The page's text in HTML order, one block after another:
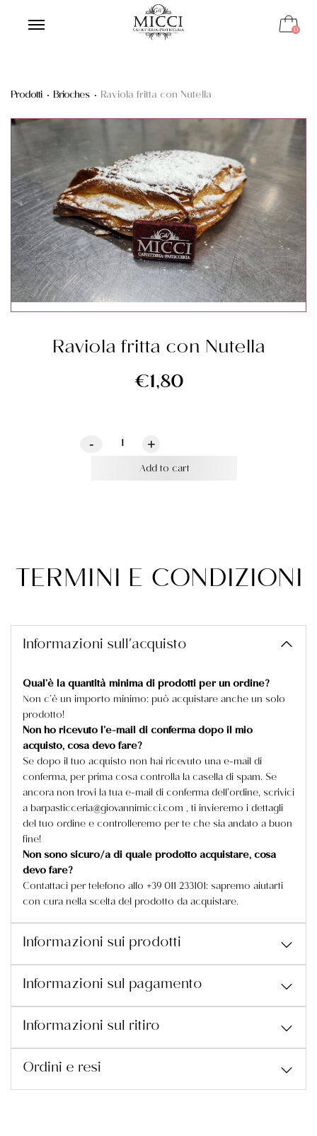
0
Prodotti Brioches Raviola fritta con Nutella
Raviola fritta con Nutella
€1,80
+
-
Add to cart
TERMINI E CONDIZIONI
Informazioni sull'acquisto
Qual’è la quantità minima di prodotti per un ordine?
Non c’è un importo minimo: può acquistare anche un solo
prodotto!
Non ho ricevuto l’e-mail di conferma dopo il mio
acquisto, cosa devo fare?
Se dopo il tuo acquisto non hai ricevuto una e-mail di
conferma, per prima cosa controlla la casella di spam. Se
ancora non trovi la tua e-mail di conferma dell’ordine, scrivici
a barpasticceria@giovannimicci.com , ti invieremo i dettagli
del tuo ordine e controlleremo per te che sia andato a buon
fine!
Non sono sicuro/a di quale prodotto acquistare, cosa
devo fare?
Contattaci per telefono allo +39 011 233101: sapremo aiutarti
con cura nella scelta del prodotto da acquistare.
Informazioni sui prodotti
Informazioni sul pagamento
Informazioni sul ritiro
Ordini e resi